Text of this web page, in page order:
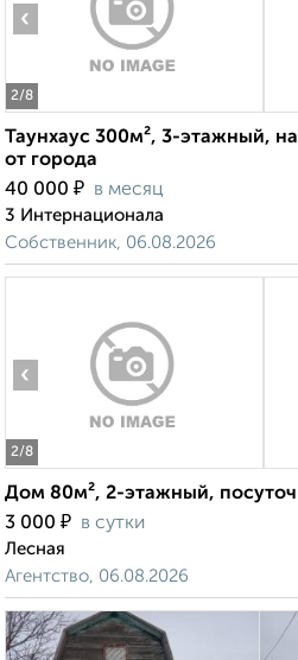
2/8
‹
Таунхаус 300м², 3-этажный,
от города
40 000 ₽ в месяц
3 Интернационала
Собственник, 06.08.2026
2/8
‹
Дом 80м², 2-этажный,
3 000 ₽ в сутки
Лесная
Агентство, 06.08.2026